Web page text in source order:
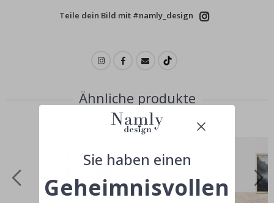
Teile dein Bild mit #namly_design
Ähnliche produkte
Sie haben einen
Geheimnisvollen